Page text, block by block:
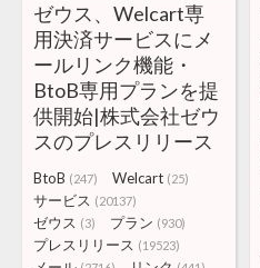
ゼウス、Welcart専
用決済サービスにメ
ールリンク機能・
BtoB専用プランを提
供開始|株式会社ゼウ
スのプレスリリース
BtoB (247) Welcart (25)
サービス (20137)
ゼウス (3) プラン (930)
プレスリリース (19523)